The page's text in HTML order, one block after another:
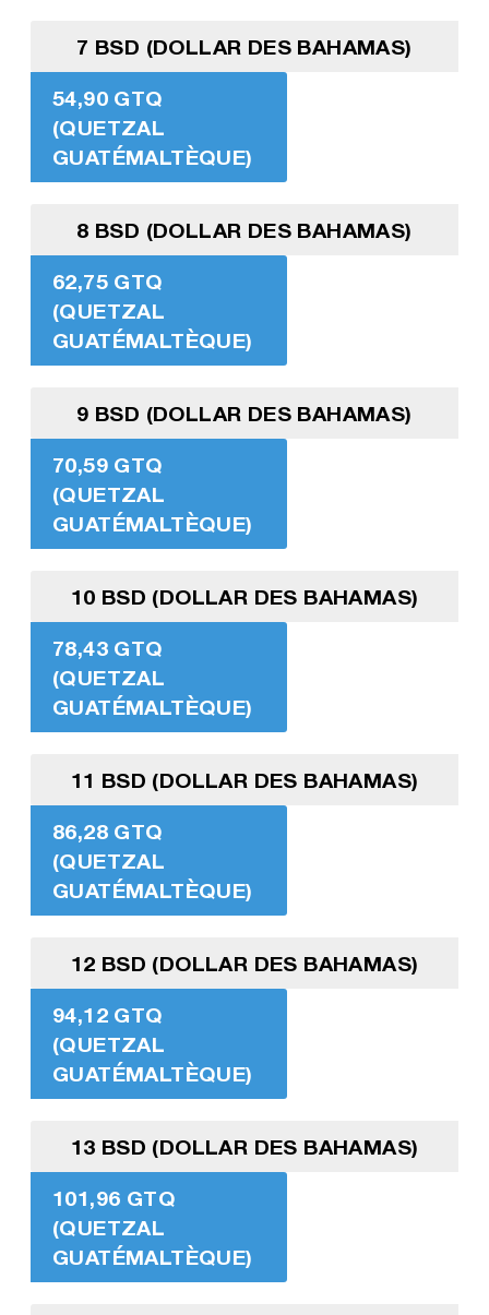
7 BSD (DOLLAR DES BAHAMAS)
54,90 GTQ
(QUETZAL
GUATÉMALTÈQUE)
8 BSD (DOLLAR DES BAHAMAS)
62,75 GTQ
(QUETZAL
GUATÉMALTÈQUE)
9 BSD (DOLLAR DES BAHAMAS)
70,59 GTQ
(QUETZAL
GUATÉMALTÈQUE)
10 BSD (DOLLAR DES BAHAMAS)
78,43 GTQ
(QUETZAL
GUATÉMALTÈQUE)
11 BSD (DOLLAR DES BAHAMAS)
86,28 GTQ
(QUETZAL
GUATÉMALTÈQUE)
12 BSD (DOLLAR DES BAHAMAS)
94,12 GTQ
(QUETZAL
GUATÉMALTÈQUE)
13 BSD (DOLLAR DES BAHAMAS)
101,96 GTQ
(QUETZAL
GUATÉMALTÈQUE)